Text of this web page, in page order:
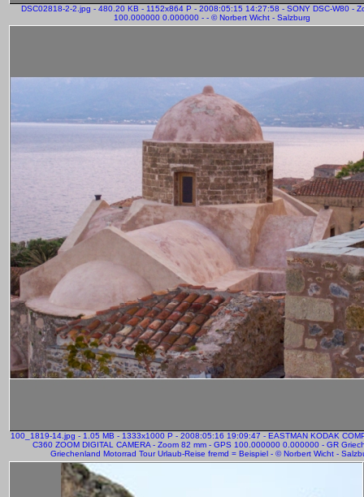
DSC02818-2-2.jpg - 480.20 KB - 1152x864 P - 2008:05:15 14:27:58 - SONY DSC-W80 -
100.000000 0.000000 - - © Norbert Wicht - Salzburg
100_1819-14.jpg - 1.05 MB - 1333x1000 P - 2008:05:16 19:09:47 - EASTMAN KODAK
C360 ZOOM DIGITAL CAMERA - Zoom 82 mm - GPS 100.000000 0.000000 - GR
Griechenland Motorrad Tour Urlaub-Reise fremd = Beispiel - © Norbert Wicht -